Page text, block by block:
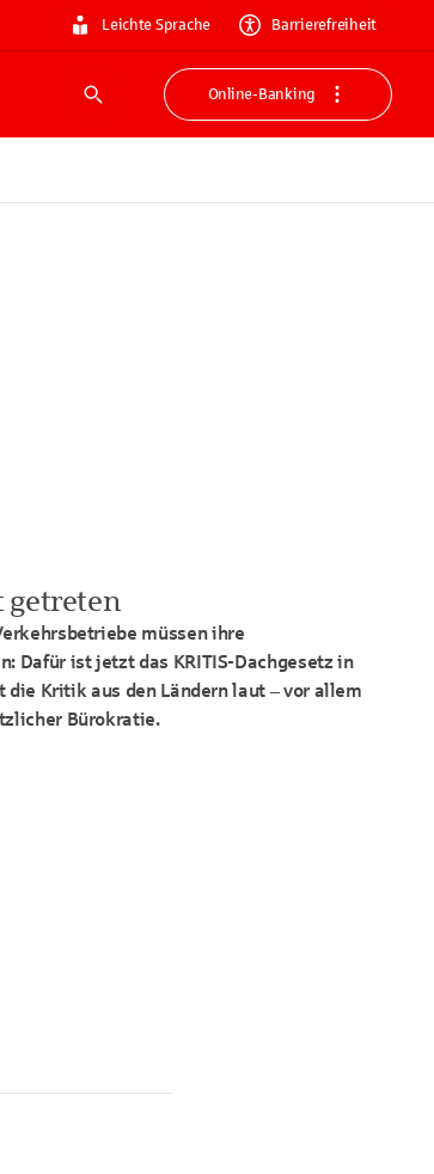
Leichte Sprache Barrierefreiheit
Suche
Online-Banking
getreten
müssen ihre
Dafür ist jetzt das KRITIS-Dachgesetz in
Kritik aus den Ländern laut – vor allem
Bürokratie.